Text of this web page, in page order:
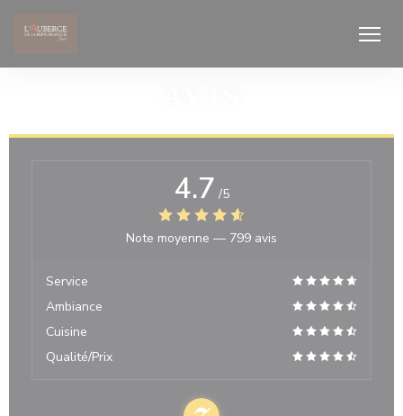
4.7 /5
Note moyenne — 799 avis
Service
Ambiance
Cuisine
Qualité/Prix